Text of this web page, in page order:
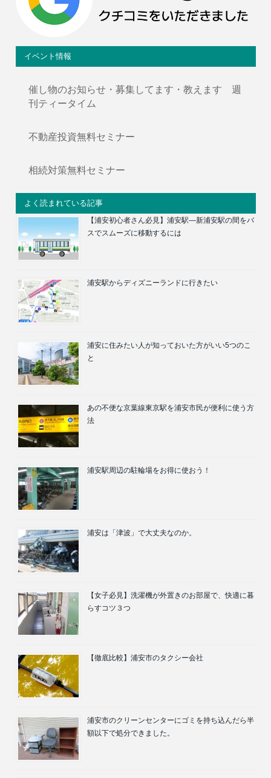
イベント情報
催し物のお知らせ・募集してます・教えます 週
刊ティータイム
不動産投資無料セミナー
相続対策無料セミナー
よく読まれている記事
【浦安初心者さん必見】浦安駅―新浦安駅の間をバ
スでスムーズに移動するには
浦安駅からディズニーランドに行きたい
浦安に住みたい人が知っておいた方がいい5つのこ
と
あの不便な京葉線東京駅を浦安市民が便利に使う方
法
浦安駅周辺の駐輪場をお得に使おう！
浦安は「津波」で大丈夫なのか。
【女子必見】洗濯機が外置きのお部屋で、快適に暮
らすコツ３つ
【徹底比較】浦安市のタクシー会社
浦安市のクリーンセンターにゴミを持ち込んだら半
額以下で処分できました。